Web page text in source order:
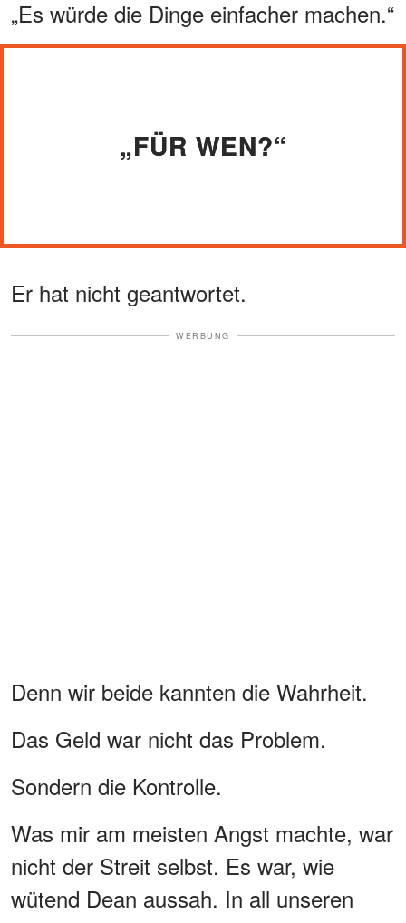
„Es würde die Dinge einfacher machen.“
„FÜR WEN?“
Er hat nicht geantwortet.
WERBUNG
Denn wir beide kannten die Wahrheit.
Das Geld war nicht das Problem.
Sondern die Kontrolle.
Was mir am meisten Angst machte, war
nicht der Streit selbst. Es war, wie
wütend Dean aussah. In all unseren